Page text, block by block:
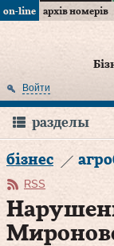
on-line архів номерів
Войти
разделы
бізнес
RSS